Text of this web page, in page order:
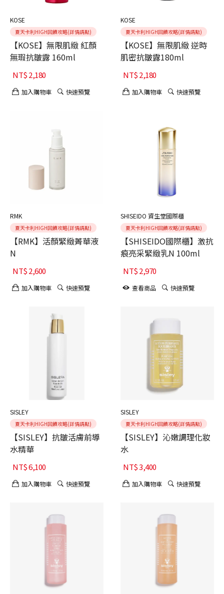
KOSE
夏天卡利HIGH回饋攻略(詳情請點)
【KOSE】無限肌緻 紅顏
無瑕抗皺露 160ml
NT$2,180
加入購物車 快速預覽
KOSE
夏天卡利HIGH回饋攻略(詳情請點)
【KOSE】無限肌緻 逆時
肌密抗皺露180ml
NT$2,180
加入購物車 快速預覽
RMK
夏天卡利HIGH回饋攻略(詳情請點)
【RMK】活顏緊緻菁華液
N
NT$2,600
加入購物車 快速預覽
SHISEIDO 資生堂國際櫃
夏天卡利HIGH回饋攻略(詳情請點)
【SHISEIDO國際櫃】激抗
痕亮采緊緻乳N 100ml
NT$2,970
查看商品 快速預覽
SISLEY
夏天卡利HIGH回饋攻略(詳情請點)
【SISLEY】抗皺活膚前導
水精華
NT$6,100
加入購物車 快速預覽
SISLEY
夏天卡利HIGH回饋攻略(詳情請點)
【SISLEY】沁嫩調理化妝
水
NT$3,400
加入購物車 快速預覽